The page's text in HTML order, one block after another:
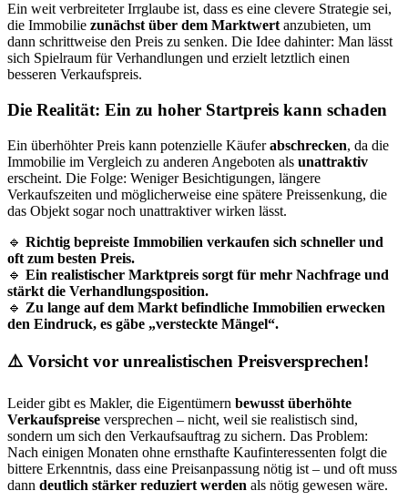
Ein weit verbreiteter Irrglaube ist, dass es eine clevere Strategie sei,
die Immobilie zunächst über dem Marktwert anzubieten, um
dann schrittweise den Preis zu senken. Die Idee dahinter: Man lässt
sich Spielraum für Verhandlungen und erzielt letztlich einen
besseren Verkaufspreis.
Die Realität: Ein zu hoher Startpreis kann schaden
Ein überhöhter Preis kann potenzielle Käuferabschrecken, da die
Immobilie im Vergleich zu anderen Angeboten als unattraktiv
erscheint. Die Folge: Weniger Besichtigungen, längere
Verkaufszeiten und möglicherweise eine spätere Preissenkung, die
das Objekt sogar noch unattraktiver wirken lässt.
🔹 Richtig bepreiste Immobilien verkaufen sich schneller und
oft zum besten Preis.
🔹 Ein realistischer Marktpreis sorgt für mehr Nachfrage und
stärkt die Verhandlungsposition.
🔹 Zu lange auf dem Markt befindliche Immobilien erwecken
den Eindruck, es gäbe „versteckte Mängel“.
⚠️ Vorsicht vor unrealistischen Preisversprechen!
Leider gibt es Makler, die Eigentümern bewusst überhöhte
Verkaufspreise versprechen – nicht, weil sie realistisch sind,
sondern um sich den Verkaufsauftrag zu sichern. Das Problem:
Nach einigen Monaten ohne ernsthafte Kaufinteressenten folgt die
bittere Erkenntnis, dass eine Preisanpassung nötig ist – und oft muss
dann deutlich stärker reduziert werden als nötig gewesen wäre.